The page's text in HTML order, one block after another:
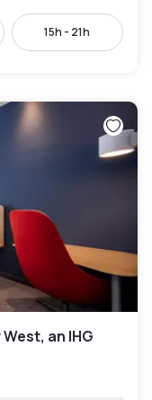
15h - 21h
an IHG